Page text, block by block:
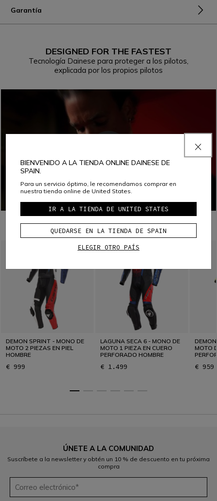
Garantía
DESIGNED FOR THE FASTEST
Tecnología Dainese para proteger a los pilotos,
explicada por los propios pilotos
PARA COMBINAR CON
DEMON SPRINT - MONO DE
MOTO 2 PIEZAS EN PIEL
HOMBRE
€ 999
LAGUNA SECA 6 - MONO DE
MOTO 1 PIEZA EN CUERO
PERFORADO HOMBRE
€ 1.499
MOTO
€ 959
ÚNETE A LA COMUNIDAD
Suscríbete a la newsletter y obtén un 10 % de descuento en tu próxima
compra
BIENVENIDO A LA TIENDA ONLINE DAINESE DE
SPAIN.
Para un servicio óptimo, le recomendamos comprar en
nuestra tienda online de United States.
IR A LA TIENDA DE UNITED STATES
QUEDARSE EN LA TIENDA DE SPAIN
ELEGIR OTRO PAÍS